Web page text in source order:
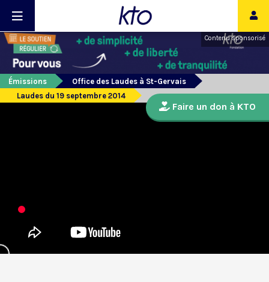
Contenu sponsorisé
Émissions
Office des Laudes à St-Gervais
Laudes du 19 septembre 2014
Faire un don à KTO